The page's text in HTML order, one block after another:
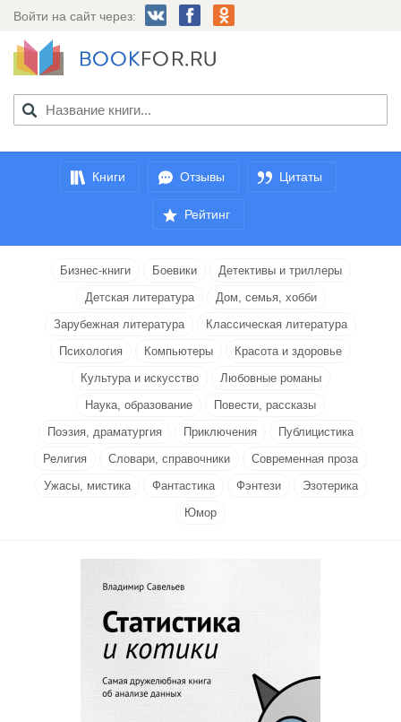
Войти на сайт через:
Книги Отзывы Цитаты
Рейтинг
Бизнес-книги Боевики
Детективы и триллеры
Детская литература
Дом, семья, хобби
Зарубежная литература
Классическая литература
Психология
Компьютеры
Красота и здоровье
Культура и искусство
Любовные романы
Наука, образование
Повести, рассказы
Поэзия, драматургия
Приключения
Публицистика
Религия
Словари, справочники
Современная проза
Ужасы, мистика
Фантастика Фэнтези
Эзотерика
Юмор